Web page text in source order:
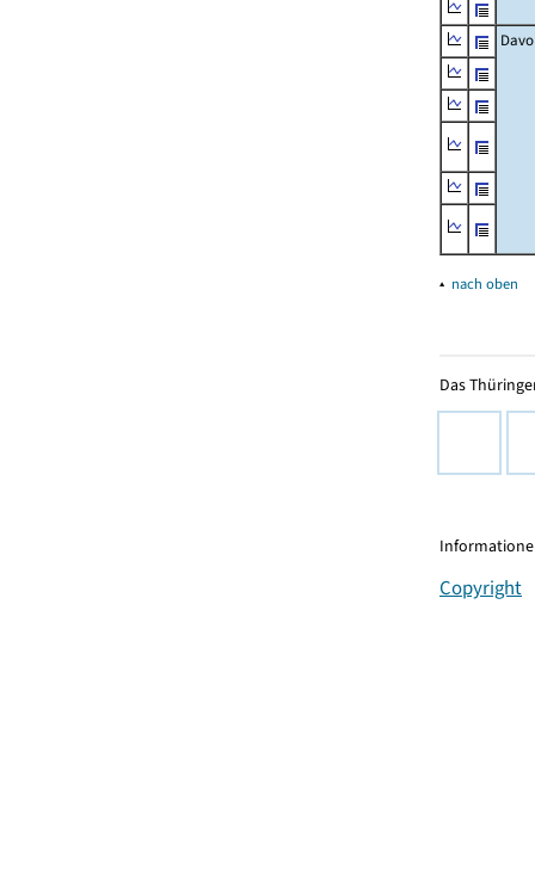
▴ nach oben
Das
Copyright